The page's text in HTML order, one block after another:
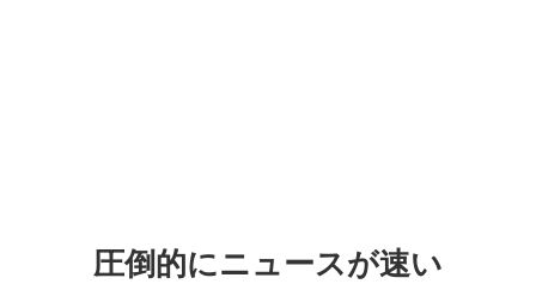
圧倒的にニュースが速い